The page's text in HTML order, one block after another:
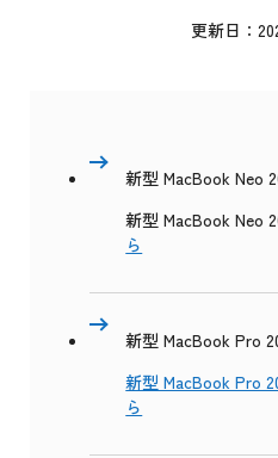
更新日：
新型 MacBook Neo
新型 MacBook Neo
ら
新型 MacBook Pro
新型 MacBook Pro
ら